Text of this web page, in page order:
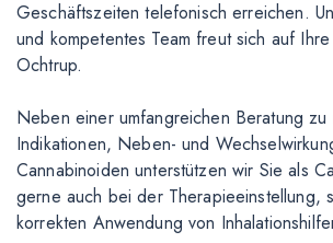
Geschäftszeiten telefonisch erreichen.
und kompetentes Team freut sich auf
Ochtrup.
Neben einer umfangreichen Beratung zu
Indikationen, Neben- und
Cannabinoiden unterstützen wir Sie als
gerne auch bei der Therapieeinstellung,
korrekten Anwendung von